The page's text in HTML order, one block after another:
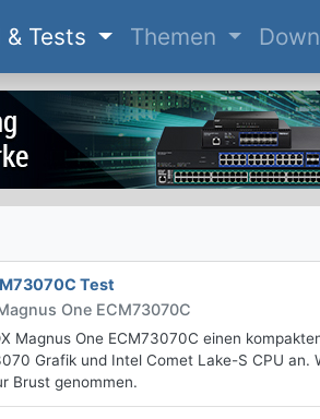
Tests Themen
Test
One ECM73070C
Magnus One ECM73070C einen
Grafik und Intel Comet Lake-S CPU an.
Brust genommen.